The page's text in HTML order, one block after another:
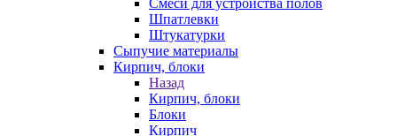
Смеси для устройства полов
Шпатлевки
Штукатурки
Сыпучие материалы
Кирпич, блоки
Назад
Кирпич, блоки
Блоки
Кирпич